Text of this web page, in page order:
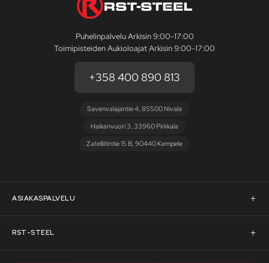
Puhelinpalvelu Arkisin 9:00-17:00
Toimipisteiden Aukioloajat Arkisin 9:00-17:00
+358 400 890 813
Savenvalajantie 4, 85500 Nivala
Haikanvuori 3, 33960 Pirkkala
Zatelliitintie 15 B, 90440 Kempele
ASIAKASPALVELU
Asiakaspalvelu
RST-STEEL